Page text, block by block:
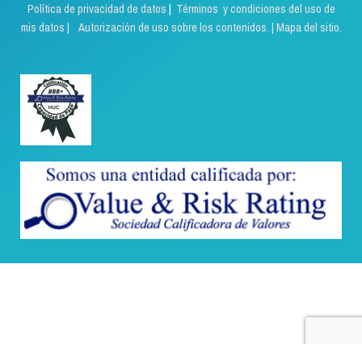
Política de privacidad de datos | Términos y condiciones del uso de
mis datos | Autorización de uso sobre los contenidos. | Mapa del sitio.